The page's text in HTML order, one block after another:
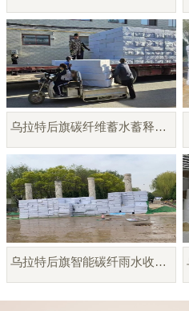
乌拉特后旗碳纤维蓄水蓄释模块
乌拉特后旗智能碳纤雨水收集模块